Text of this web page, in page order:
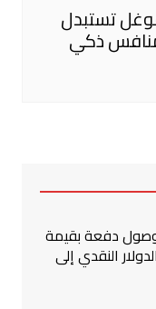
غوغل تستبدل
ذكي
دفعة بقيمة
النقدي إلى